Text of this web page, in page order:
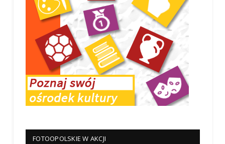
FOTOOPOLSKIE W AKCJI